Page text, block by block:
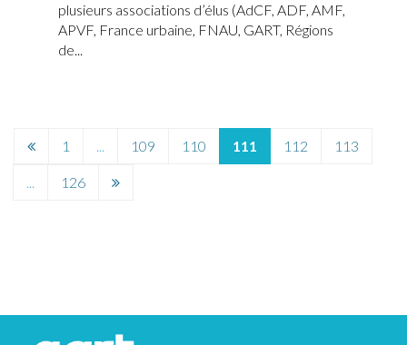
plusieurs associations d’élus (AdCF, ADF, AMF,
APVF, France urbaine, FNAU, GART, Régions
de...
Page1 ... 109 110 111 112 113
... 126
Page